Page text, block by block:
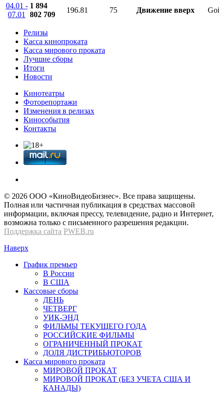
04.01 -
07.01
1 894
802 709
196.81 75 Движение вверх
Релизы
Касса кинопроката
Касса мирового проката
Лучшие сборы
Итоги
Новости
Кинотеатры
Фоторепортажи
Изменения в релизах
Кинособытия
Контакты
© 2026 OOО «КиноВидеоБизнес». Все права защищены.
Полная или частичная публикация в средствах массовой
информации, включая прессу, телевидение, радио и Интернет,
возможна только с письменного разрешения редакции.
Поддержка сайта PWEB.ru
Наверх
График премьер
В России
В США
Кассовые сборы
ДЕНЬ
ЧЕТВЕРГ
УИК-ЭНД
ФИЛЬМЫ ТЕКУЩЕГО ГОДА
РОССИЙСКИЕ ФИЛЬМЫ
ОГРАНИЧЕННЫЙ ПРОКАТ
ДОЛЯ ДИСТРИБЬЮТОРОВ
Касса мирового проката
МИРОВОЙ ПРОКАТ
МИРОВОЙ ПРОКАТ (БЕЗ УЧЕТА США И
КАНАДЫ)